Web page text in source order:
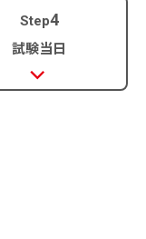
Step4
試験当日